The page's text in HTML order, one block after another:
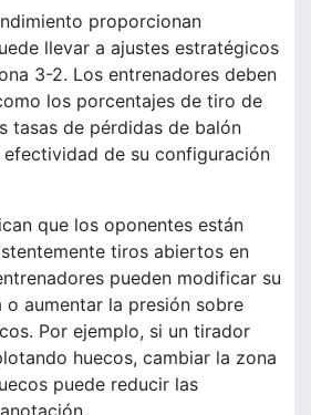
proporcionan
llevar a ajustes estratégicos
3-2. Los entrenadores deben
los porcentajes de tiro de
tasas de pérdidas de balón
de su configuración
que los oponentes están
tiros abiertos en
pueden modificar su
o aumentar la presión sobre
Por ejemplo, si un tirador
huecos, cambiar la zona
puede reducir las